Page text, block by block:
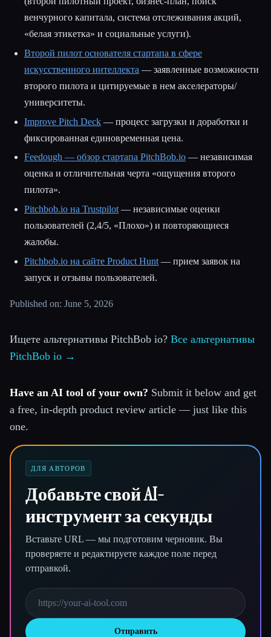
венчурного капитала, система отслеживания акций,
«белая этикетка» и социальные услуги).
Второй пилот основателя стартапа в сфере
искусственного интеллекта — заявленные возможности
второго пилота и цитируемые в нем акселераторы/
университеты.
Improve Pitch Deck — процесс загрузки и доработки и
фиксированная единовременная цена.
Feedough — обзор стартапа PitchBob.io — независимая
оценка и отличительная черта «ощущения второго
пилота».
Pitchbob.io на Trustpilot — независимые оценки
пользователей (2,4/5, «Плохо») и повторяющиеся
жалобы.
Pitchbob.io на сайте Product Hunt — прием заявок на
запуск и отзывы пользователей.
Published on: June 5, 2026
Ищете альтернативы PitchBob io? Все альтернативы
PitchBob io →
Have an AI tool of your own? Submit it below and get
a free, in-depth product review article — just like this
one.
ДЛЯ АВТОРОВ
Добавьте свой AI-
инструмент за секунды
Вставьте URL — мы подготовим черновик. Вы
проверяете и редактируете каждое поле перед
отправкой.
Отправить